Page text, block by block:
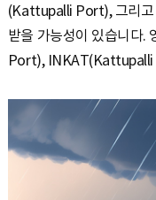
(Kattupalli Port), 그리고
받을 가능성이 있습니다.
Port),